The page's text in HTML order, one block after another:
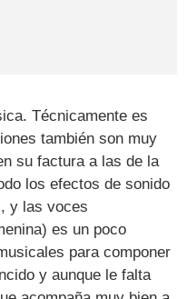
Técnicamente es
también son muy
su factura a las de la
los efectos de sonido
y las voces
es un poco
para componer
y aunque le falta